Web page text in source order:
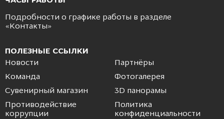
Подробности о графике работы в разделе
« Контакты»
ПОЛЕЗНЫЕ ССЫЛКИ
Новости
Партнёры
Команда
Фотогалерея
Сувенирный магазин
3D панорамы
Противодействие
коррупции
Политика
конфиденциальности